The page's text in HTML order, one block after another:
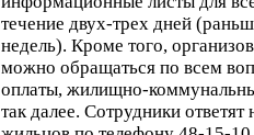
течение двух-трех дней
недель). Кроме того,
можно обращаться по всем
оплаты, жилищно-
так далее. Сотрудники